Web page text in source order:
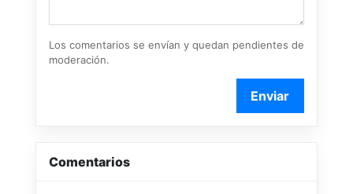
Los comentarios se envían y quedan pendientes de
moderación.
Enviar
Comentarios